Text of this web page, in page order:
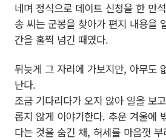
네며 정식으로 데이트 신청을 한 만
송 씨는 군봉을 찾아가 편지 내용을
간을 훌쩍 넘긴 때였다.
뒤늦게 그 자리에 가보지만, 아무도
난다.
조금 기다리다가 오지 않아 일을 보
롭지 않게 이야기한다. 추운 겨울에
다는 것을 숨긴 채, 허세를 마음껏